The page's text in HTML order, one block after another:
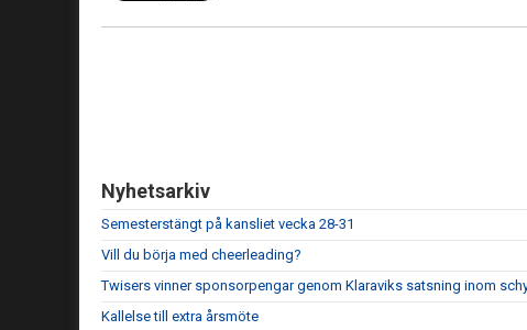
Nyhetsarkiv
Semesterstängt på kansliet vecka 28-31
Vill du börja med cheerleading?
Twisers vinner sponsorpengar genom Klaraviks satsning inom
Kallelse till extra årsmöte